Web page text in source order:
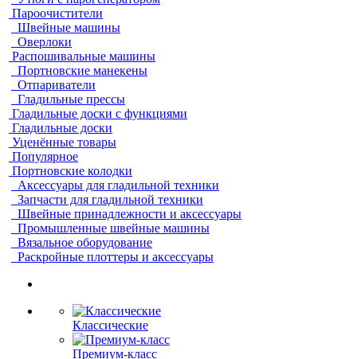
Пароочистители
Швейные машины
Оверлоки
Распошивальные машины
Портновские манекены
Отпариватели
Гладильные прессы
Гладильные доски с функциями
Гладильные доски
Уценённые товары
Популярное
Портновские колодки
Аксессуары для гладильной техники
Запчасти для гладильной техники
Швейные принадлежности и аксессуары
Промышленные швейные машины
Вязальное оборудование
Раскройные плоттеры и аксессуары
Классические
Премиум-класс